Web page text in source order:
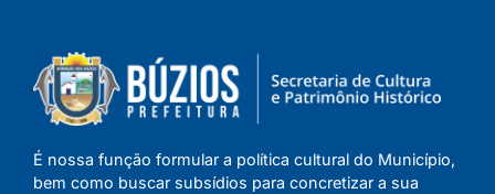
É nossa função formular a política cultural do Município,
bem como buscar subsídios para concretizar a sua